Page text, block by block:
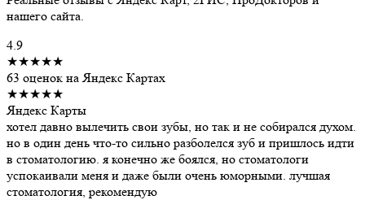
нашего сайта.
4.9
★★★★★
63 оценок на Яндекс Картах
★★★★★
Яндекс Карты
хотел давно вылечить свои зубы, но так и не собирался духом.
но в один день что-то сильно разболелся зуб и пришлось идти
в стоматологию. я конечно же боялся, но стоматологи
успокаивали меня и даже были очень юморными. лучшая
стоматология, рекомендую